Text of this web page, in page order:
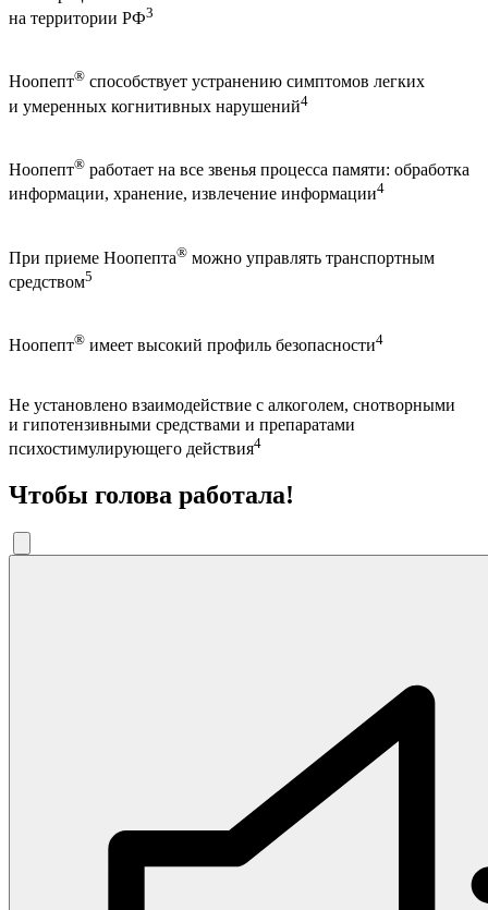
на территории РФ3
Ноопепт® способствует устранению симптомов легких
и умеренных когнитивных нарушений4
Ноопепт® работает на все звенья процесса памяти: обработка
информации, хранение, извлечение информации4
При приеме Ноопепта® можно управлять транспортным
средством5
Ноопепт® имеет высокий профиль безопасности4
Не установлено взаимодействие с алкоголем, снотворными
и гипотензивными средствами и препаратами
психостимулирующего действия4
Чтобы голова работала!